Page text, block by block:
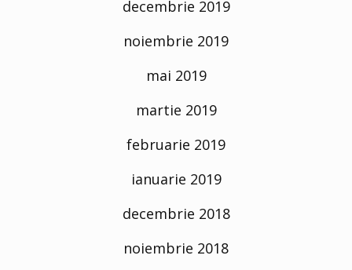
decembrie 2019
noiembrie 2019
mai 2019
martie 2019
februarie 2019
ianuarie 2019
decembrie 2018
noiembrie 2018